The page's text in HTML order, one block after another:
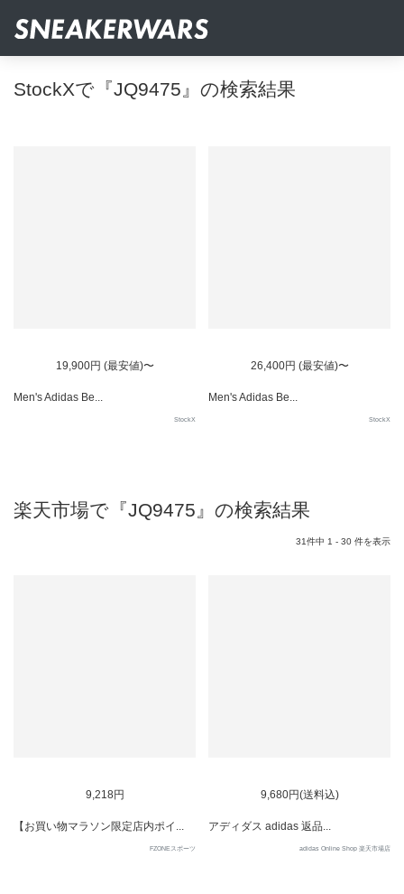
StockXで『JQ9475』の検索結果
19,900円 (最安値)〜
Men's Adidas Be...
StockX
26,400円 (最安値)〜
Men's Adidas Be...
StockX
楽天市場で『JQ9475』の検索結果
31件中 1 - 30 件を表示
9,218円
【お買い物マラソン限定店内ポイ...
FZONEスポーツ
9,680円(送料込)
アディダス adidas 返品...
adidas Online Shop 楽天市場店